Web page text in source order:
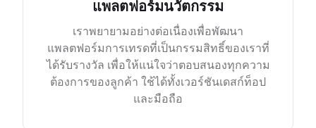
แพลตฟอร์มนวัตกรรม
เราพยายามอย่างต่อเนื่องเพื่อพัฒนา
แพลตฟอร์มการเทรดที่เป็นกรรมสิทธิ์ของเราที่
ได้รับรางวัล เพื่อให้แน่ใจว่าตอบสนองทุกความ
ต้องการของลูกค้า ใช้ได้ทั้งเวอร์ชันเดสก์ท็อป
และมือถือ